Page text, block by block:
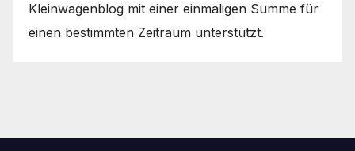
Kleinwagenblog mit einer einmaligen Summe für
einen bestimmten Zeitraum unterstützt.